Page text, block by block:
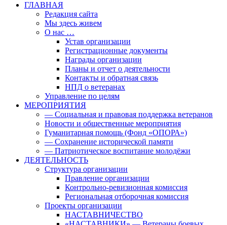
ГЛАВНАЯ
Редакция сайта
Мы здесь живем
О нас …
Устав организации
Регистрационные документы
Награды организации
Планы и отчет о деятельности
Контакты и обратная связь
НПД о ветеранах
Управление по целям
МЕРОПРИЯТИЯ
— Социальная и правовая поддержка ветеранов
Новости и общественные мероприятия
Гуманитарная помощь (Фонд «ОПОРА»)
— Сохранение исторической памяти
— Патриотическое воспитание молодёжи
ДЕЯТЕЛЬНОСТЬ
Структура организации
Правление организации
Контрольно-ревизионная комиссия
Региональная отборочная комиссия
Проекты организации
НАСТАВНИЧЕСТВО